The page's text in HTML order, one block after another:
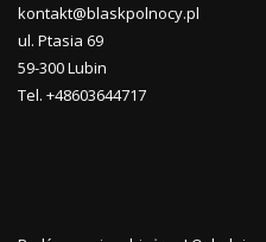
kontakt@blaskpolnocy.pl
ul. Ptasia 69
59-300 Lubin
Tel. +48603644717